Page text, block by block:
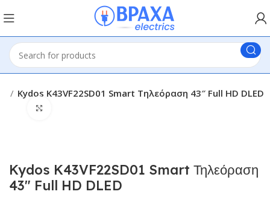
Kydos K43VF22SD01 Smart Τηλεόραση 43″ Full HD DLED
Kydos K43VF22SD01 Smart Τηλεόραση
43″ Full HD DLED